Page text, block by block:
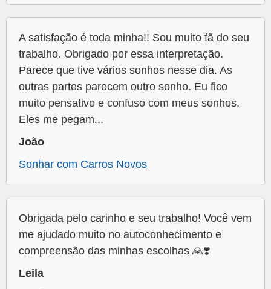
A satisfação é toda minha!! Sou muito fã do seu
trabalho. Obrigado por essa interpretação.
Parece que tive vários sonhos nesse dia. As
outras partes parecem outro sonho. Eu fico
muito pensativo e confuso com meus sonhos.
Eles me pegam...
João
Sonhar com Carros Novos
Obrigada pelo carinho e seu trabalho! Você vem
me ajudado muito no autoconhecimento e
compreensão das minhas escolhas 🙏❣️
Leila